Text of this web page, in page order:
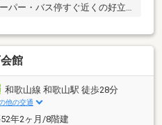
パー・バス停すぐ近くの好立
館
和歌山線 和歌山駅 徒歩28分
他の交通
年2ヶ月/8階建